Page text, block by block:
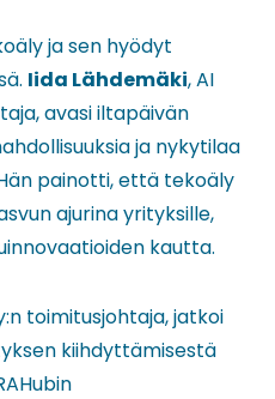
ja sen hyödyt
Iida Lähdemäki, AI
avasi iltapäivän
ja nykytilaa
painotti, että tekoäly
ajurina yrityksille,
kautta.
toimitusjohtaja, jatkoi
kiihdyttämisestä